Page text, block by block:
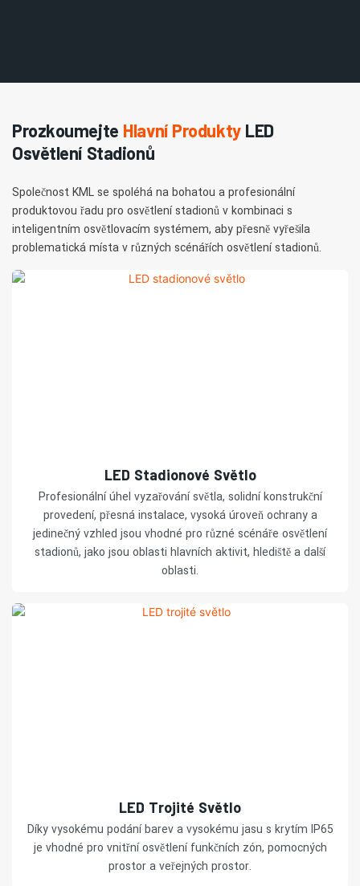
Prozkoumejte Hlavní ProduktyLED
Osvětlení Stadionů
Společnost KML se spoléhá na bohatou a profesionální
produktovou řadu pro osvětlení stadionů v kombinaci s
inteligentním osvětlovacím systémem, aby přesně vyřešila
problematická místa v různých scénářích osvětlení stadionů.
LED Stadionové Světlo
Profesionální úhel vyzařování světla, solidní konstrukční
provedení, přesná instalace, vysoká úroveň ochrany a
jedinečný vzhled jsou vhodné pro různé scénáře osvětlení
stadionů, jako jsou oblasti hlavních aktivit, hlediště a další
oblasti.
LED Trojité Světlo
Díky vysokému podání barev a vysokému jasu s krytím IP65
je vhodné pro vnitřní osvětlení funkčních zón, pomocných
prostor a veřejných prostor.